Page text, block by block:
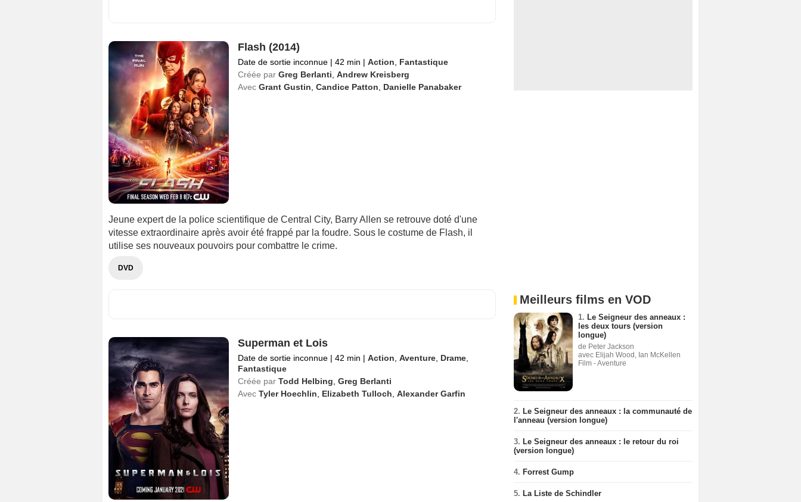
Flash (2014)
Date de sortie inconnue | 42 min | Action
Fantastique
Créée par Greg Berlanti Andrew Kreisberg
Avec Grant Gustin Candice Patton Danielle Panabaker
Jeune expert de la police scientifique de Central City, Barry Allen se retrouve doté d'une
vitesse extraordinaire après avoir été frappé par la foudre. Sous le costume de Flash, il
utilise ses nouveaux pouvoirs pour combattre le crime.
DVD
Superman et Lois
Date de sortie inconnue | 42 min | Action Aventure, Drame,
Fantastique
Créée par Todd Helbing Greg Berlanti
Avec Tyler Hoechlin Elizabeth Tulloch Alexander Garfin
Meilleurs films en VOD
1. Le Seigneur des anneaux :
les deux tours (version
longue)
de Peter Jackson
avec Elijah Wood, Ian McKellen
Film - Aventure
2. Le Seigneur des anneaux : la communauté de
l'anneau (version longue)
3. Le Seigneur des anneaux : le retour du roi
(version longue)
4. Forrest Gump
5. La Liste de Schindler